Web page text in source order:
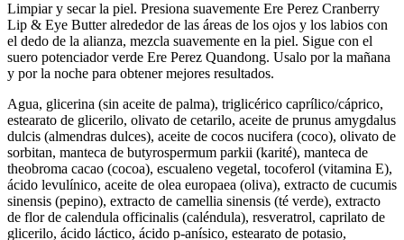
Limpiar y secar la piel. Presiona suavemente Ere Perez Cranberry
Lip & Eye Butter alrededor de las áreas de los ojos y los labios con
el dedo de la alianza, mezcla suavemente en la piel. Sigue con el
suero potenciador verde Ere Perez Quandong. Usalo por la mañana
y por la noche para obtener mejores resultados.
Agua, glicerina (sin aceite de palma), triglicérico caprílico/cáprico,
estearato de glicerilo, olivato de cetarilo, aceite de prunus amygdalus
dulcis (almendras dulces), aceite de cocos nucifera (coco), olivato de
sorbitan, manteca de butyrospermum parkii (karité), manteca de
theobroma cacao (cocoa), escualeno vegetal, tocoferol (vitamina E),
ácido levulínico, aceite de olea europaea (oliva), extracto de cucumis
sinensis (pepino), extracto de camellia sinensis (té verde), extracto
de flor de calendula officinalis (caléndula), resveratrol, caprilato de
glicerilo, ácido láctico, ácido p-anísico, estearato de potasio,